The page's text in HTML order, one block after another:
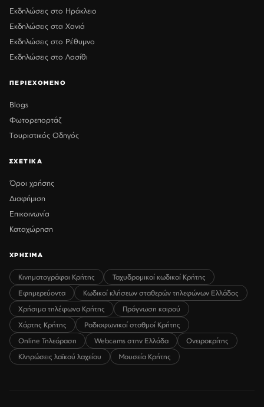
Εκδηλώσεις στο Ηράκλειο
Εκδηλώσεις στα Χανιά
Εκδηλώσεις στο Ρέθυμνο
Εκδηλώσεις στο Λασίθι
ΠΕΡΙΕΧΟΜΕΝΟ
Blogs
Φωτορεπορτάζ
Τουριστικός Οδηγός
ΣΧΕΤΙΚΑ
Όροι χρήσης
Διαφήμιση
Επικοινωνία
Καταχώρηση
ΧΡΗΣΙΜΑ
Κινηματογράφοι Κρήτης
Ταχυδρομικοί κωδικοί Κρήτης
Εφημερεύοντα
Κωδικοί κλήσεων σταθερών τηλεφώνων Ελλάδος
Χρήσιμα τηλέφωνα Κρήτης
Πρόγνωση καιρού
Χάρτης Κρήτης
Ραδιοφωνικοί σταθμοί Κρήτης
Online Τηλεόραση
Webcams στην Ελλάδα
Ονειροκρίτης
Κληρώσεις λαϊκού λαχείου
Μουσεία Κρήτης